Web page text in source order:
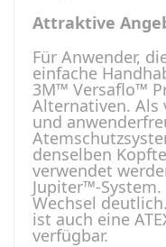
Attraktive
Für Anwender,
einfache
3M™ Versaflo™
Alternativen. Als
und
denselben
verwendet
Jupiter™-
Wechsel
ist auch eine
verfügbar.